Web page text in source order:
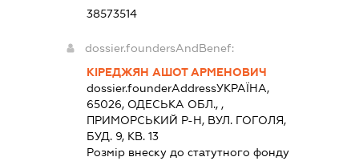
38573514
dossier.foundersAndBenef:
КІРЕДЖЯН АШОТ АРМЕНОВИЧ
dossier.founderAddressУКРАЇНА,
65026, ОДЕСЬКА ОБЛ., ,
ПРИМОРСЬКИЙ Р-Н, ВУЛ. ГОГОЛЯ,
БУД. 9, КВ. 13
Розмір внеску до статутного фонду